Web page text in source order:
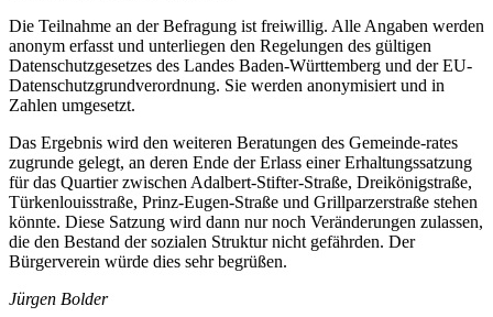
Die Teilnahme an der Befragung ist freiwillig. Alle Angaben werden
anonym erfasst und unterliegen den Regelungen des gültigen
Datenschutzgesetzes des Landes Baden-Württemberg und der EU-
Datenschutzgrundverordnung. Sie werden anonymisiert und in
Zahlen umgesetzt.
Das Ergebnis wird den weiteren Beratungen des Gemeinde-rates
zugrunde gelegt, an deren Ende der Erlass einer Erhaltungssatzung
für das Quartier zwischen Adalbert-Stifter-Straße, Dreikönigstraße,
Türkenlouisstraße, Prinz-Eugen-Straße und Grillparzerstraße stehen
könnte. Diese Satzung wird dann nur noch Veränderungen zulassen,
die den Bestand der sozialen Struktur nicht gefährden. Der
Bürgerverein würde dies sehr begrüßen.
Jürgen Bolder